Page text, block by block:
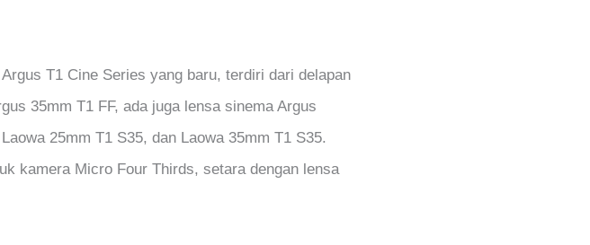
T1 Cine Series yang baru, terdiri dari delapan
35mm T1 FF, ada juga lensa sinema Argus
25mm T1 S35, dan Laowa 35mm T1 S35.
kamera Micro Four Thirds, setara dengan lensa